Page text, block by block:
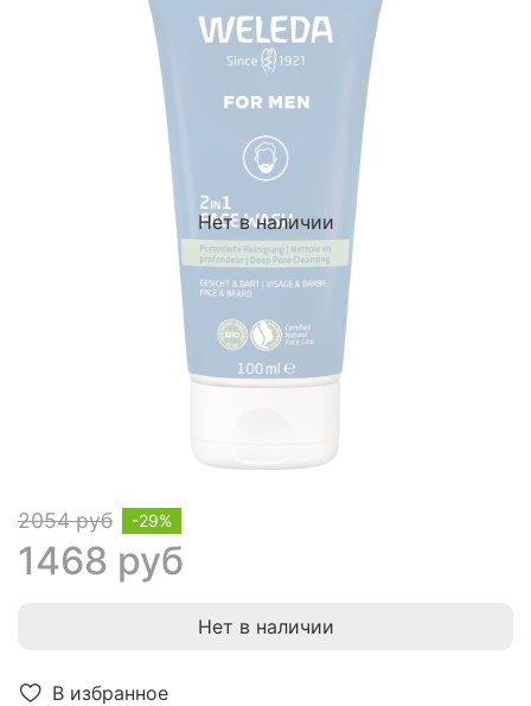
В избранное
Нет в наличии
2054 руб
1468 руб
-29%
Нет в наличии